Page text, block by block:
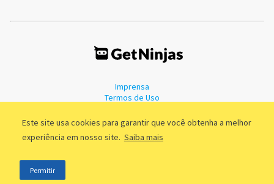
Este site usa cookies para garantir que você obtenha a melhor
experiência em nosso site. Saiba mais
Permitir
Imprensa
Termos de Uso
©2011 - 2026, GetNinjas LTDA. CNPJ 55.744.877/0001-89 - Rua Dr.
Fernandes Coelho, 85 - 3º andar - São Paulo/SP - Brasil